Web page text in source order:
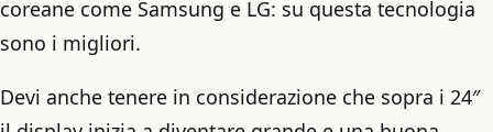
coreane come Samsung e LG: su questa tecnologia
sono i migliori.
Devi anche tenere in considerazione che sopra i 24″